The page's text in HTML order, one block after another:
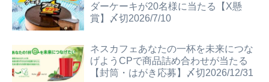
ダーケーキが20名様に当たる【X懸
賞】〆切2026/7/10
ネスカフェあなたの一杯を未来につな
げようCPで商品詰め合わせが当たる
【封筒・はがき応募】〆切2026/12/31